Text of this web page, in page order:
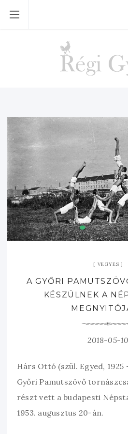
VEGYES
A GYŐRI
KÉSZÜLNEK A
2018-05-10
Hárs Ottó (szül. Egyed, 1925
Győri Pamutszövő
részt vett a budapesti
1953. augusztus 20-án.